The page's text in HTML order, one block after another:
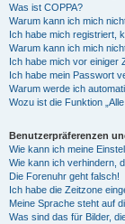
Was ist COPPA?
Warum kann ich mich
Ich habe mich registriert,
Warum kann ich mich
Ich habe mich vor einiger
Ich habe mein Passwort
Warum werde ich
Wozu ist die Funktion
Benutzerpräferenzen
Wie kann ich meine
Wie kann ich verhindern,
Die Forenuhr geht falsch!
Ich habe die Zeitzone
Meine Sprache steht auf
Was sind das für Bilder,